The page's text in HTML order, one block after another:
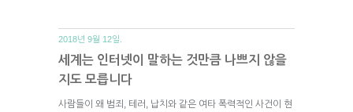
2018년 9월 12일.
세계는 인터넷이 말하는 것만큼 나쁘지 않을
지도 모릅니다
사람들이 왜 범죄, 테러, 납치와 같은 여타 폭력적인 사건이 현